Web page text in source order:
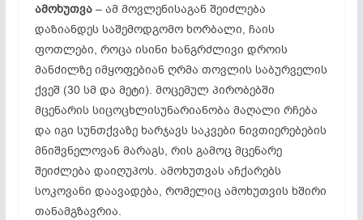
ამოხუთვა– ამ მოვლენისაგან შეიძლება
დაზიანდეს საშემოდგომო ხორბალი, ჩაის
ფოთლები, როცა ისინი ხანგრძლივი დროის
მანძილზე იმყოფებიან ღრმა თოვლის საბურველის
ქვეშ (30 სმ და მეტი). მოცემულ პირობებში
მცენარის სიცოცხლისუნარიანობა მაღალი რჩება
და იგი სუნთქვაზე ხარჯავს საკვები ნივთიერებების
მნიშვნელოვან მარაგს, რის გამოც მცენარე
შეიძლება დაიღუპოს. ამოხუთვას აჩქარებს
სოკოვანი დაავადება, რომელიც ამოხუთვის ხშირი
თანამგზავრია.